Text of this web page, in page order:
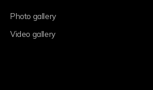
Photo gallery
Video gallery